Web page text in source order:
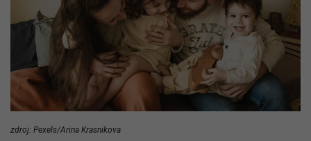
zdroj: Pexels/Arina Krasnikova